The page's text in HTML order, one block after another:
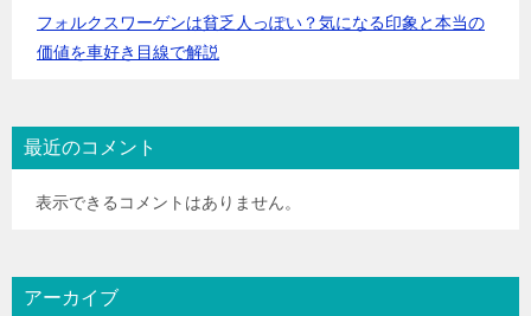
フォルクスワーゲンは貧乏人っぽい？気になる印象と本当の
価値を車好き目線で解説
最近のコメント
表示できるコメントはありません。
アーカイブ